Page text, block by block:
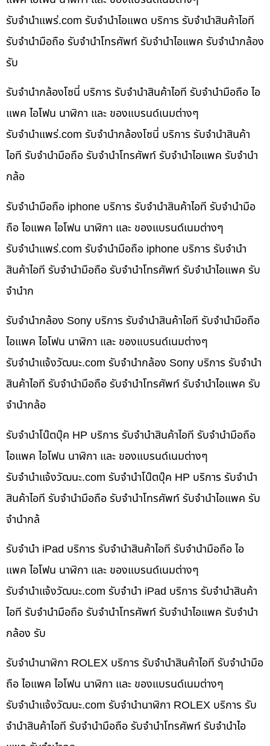
รับจํานําแพร่.com รับจำนำไอแพด บริการ รับจำนำสินค้าไอที
รับจำนำมือถือ รับจำนำโทรศัพท์ รับจำนำไอแพค รับจำนำกล้อง
รับ
รับจำนำกล้องโซนี่ บริการ รับจำนำสินค้าไอที รับจำนำมือถือ ไอ
แพค ไอโฟน นาฬิกา และ ของแบรนด์เนมต่างๆ
รับจํานําแพร่.com รับจำนำกล้องโซนี่ บริการ รับจำนำสินค้า
ไอที รับจำนำมือถือ รับจำนำโทรศัพท์ รับจำนำไอแพค รับจำนำ
กล้อ
รับจำนำมือถือ iphone บริการ รับจำนำสินค้าไอที รับจำนำมือ
ถือ ไอแพค ไอโฟน นาฬิกา และ ของแบรนด์เนมต่างๆ
รับจํานําแพร่.com รับจำนำมือถือ iphone บริการ รับจำนำ
สินค้าไอที รับจำนำมือถือ รับจำนำโทรศัพท์ รับจำนำไอแพค รับ
จำนำก
รับจำนำกล้อง Sony บริการ รับจำนำสินค้าไอที รับจำนำมือถือ
ไอแพค ไอโฟน นาฬิกา และ ของแบรนด์เนมต่างๆ
รับจํานําแจ้งวัฒนะ.com รับจำนำกล้อง Sony บริการ รับจำนำ
สินค้าไอที รับจำนำมือถือ รับจำนำโทรศัพท์ รับจำนำไอแพค รับ
จำนำกล้อ
รับจำนำโน๊ตบุ๊ค HP บริการ รับจำนำสินค้าไอที รับจำนำมือถือ
ไอแพค ไอโฟน นาฬิกา และ ของแบรนด์เนมต่างๆ
รับจํานําแจ้งวัฒนะ.com รับจำนำโน๊ตบุ๊ค HP บริการ รับจำนำ
สินค้าไอที รับจำนำมือถือ รับจำนำโทรศัพท์ รับจำนำไอแพค รับ
จำนำกล้
รับจำนำ iPad บริการ รับจำนำสินค้าไอที รับจำนำมือถือ ไอ
แพค ไอโฟน นาฬิกา และ ของแบรนด์เนมต่างๆ
รับจํานําแจ้งวัฒนะ.com รับจำนำ iPad บริการ รับจำนำสินค้า
ไอที รับจำนำมือถือ รับจำนำโทรศัพท์ รับจำนำไอแพค รับจำนำ
กล้อง รับ
รับจำนำนาฬิกา ROLEX บริการ รับจำนำสินค้าไอที รับจำนำมือ
ถือ ไอแพค ไอโฟน นาฬิกา และ ของแบรนด์เนมต่างๆ
รับจํานําแจ้งวัฒนะ.com รับจำนำนาฬิกา ROLEX บริการ รับ
จำนำสินค้าไอที รับจำนำมือถือ รับจำนำโทรศัพท์ รับจำนำไอ